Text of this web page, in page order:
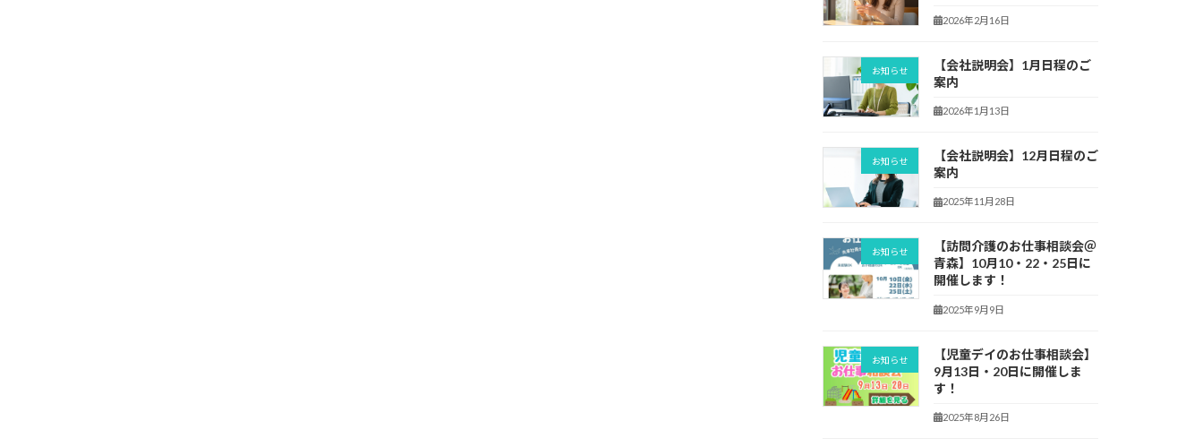
2026年2月16日
お知らせ
【会社説明会】1月日程のご
案内
2026年1月13日
お知らせ
【会社説明会】12月日程のご
案内
2025年11月28日
お知らせ
【訪問介護のお仕事相談会＠
青森】10月10・22・25日に
開催します！
2025年9月9日
お知らせ
【児童デイのお仕事相談会】
9月13日・20日に開催しま
す！
2025年8月26日